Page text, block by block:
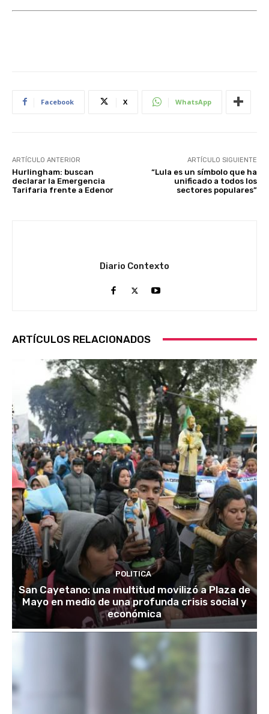
Facebook X WhatsApp
ARTÍCULO ANTERIOR
Hurlingham: buscan
declarar la Emergencia
Tarifaria frente a Edenor
ARTÍCULO SIGUIENTE
“Lula es un símbolo que ha
unificado a todos los
sectores populares”
Diario Contexto
ARTÍCULOS RELACIONADOS
POLITICA
San Cayetano: una multitud movilizó a Plaza de
Mayo en medio de una profunda crisis social y
económica